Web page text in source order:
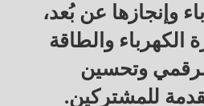
وإنجازها عن بُعد،
والطاقة
وتحسين
للمشتركين.